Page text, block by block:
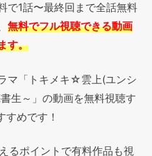
1話〜最終回まで全話無料
無料でフル視聴できる動画
す。
マ「トキメキ☆雲上(ユンシ
生～」の動画を無料視聴す
すめです！
るポイントで有料作品も視